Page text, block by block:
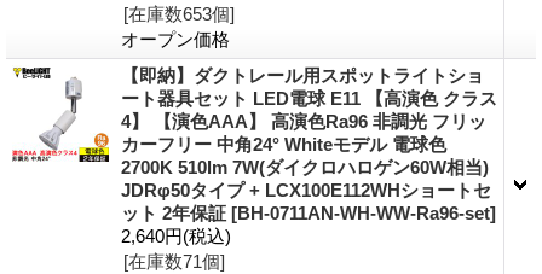
[在庫数653個]
オープン価格
【即納】ダクトレール用スポットライトショ
ート器具セット LED電球 E11 【高演色 クラス
4】 【演色AAA】 高演色Ra96 非調光 フリッ
カーフリー 中角24° Whiteモデル 電球色
2700K 510lm 7W(ダイクロハロゲン60W相当)
JDRφ50タイプ + LCX100E112WHショートセ
ット 2年保証 [BH-0711AN-WH-WW-Ra96-set]
2,640円(税込)
[在庫数71個]